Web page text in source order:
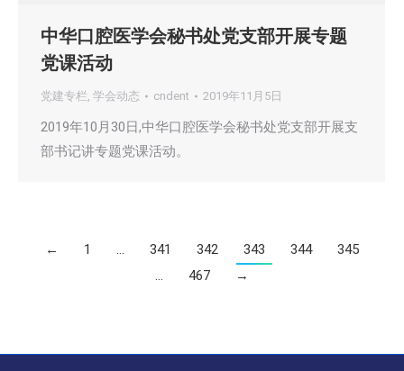
中华口腔医学会秘书处党支部开展专题
党课活动
党建专栏, 学会动态 cndent 2019年11月5日
2019年10月30日,中华口腔医学会秘书处党支部开展支
部书记讲专题党课活动。
← 1 … 341 342 343 344
345
…
467 →